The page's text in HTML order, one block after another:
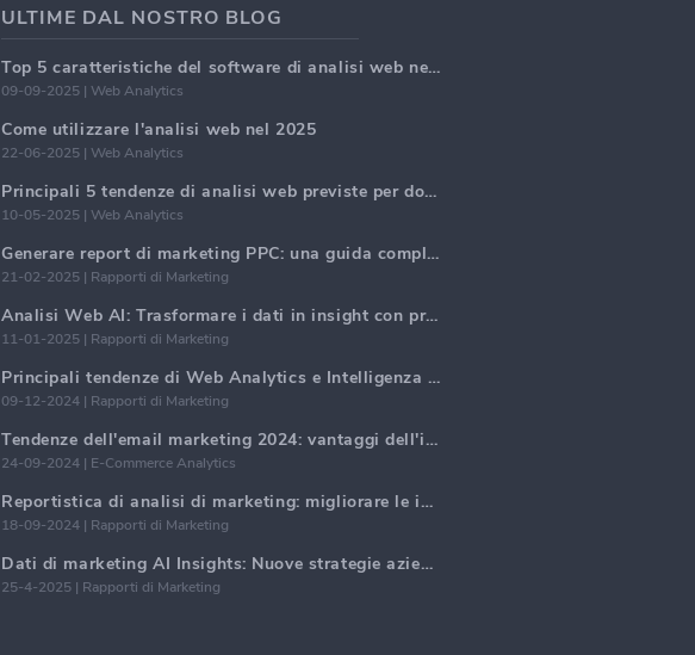
ULTIME DAL NOSTRO BLOG
Top 5 caratteristiche del software di analisi web nel 2025
09-09-2025 | Web Analytics
Come utilizzare l'analisi web nel 2025
22-06-2025 | Web Analytics
Principali 5 tendenze di analisi web previste per dominare nel 2025
10-05-2025 | Web Analytics
Generare report di marketing PPC: una guida completa
21-02-2025 | Rapporti di Marketing
Analisi Web AI: Trasformare i dati in insight con precisione
11-01-2025 | Rapporti di Marketing
Principali tendenze di Web Analytics e Intelligenza Artificiale nel 2024
09-12-2024 | Rapporti di Marketing
Tendenze dell'email marketing 2024: vantaggi dell'iper-personalizzazione
24-09-2024 | E-Commerce Analytics
Reportistica di analisi di marketing: migliorare le intuizioni aziendali
18-09-2024 | Rapporti di Marketing
Dati di marketing AI Insights: Nuove strategie aziendali per il 2024
25-4-2025 | Rapporti di Marketing